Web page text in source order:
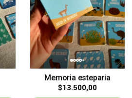
Memoria esteparia
$13.500,00